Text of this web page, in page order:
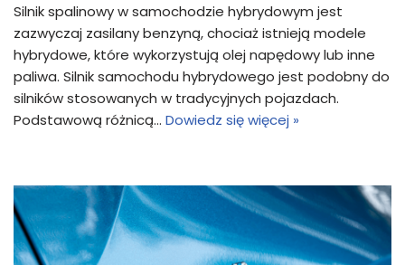
Silnik spalinowy w samochodzie hybrydowym jest
zazwyczaj zasilany benzyną, chociaż istnieją modele
hybrydowe, które wykorzystują olej napędowy lub inne
paliwa. Silnik samochodu hybrydowego jest podobny do
silników stosowanych w tradycyjnych pojazdach.
Podstawową różnicą… Dowiedz się więcej »